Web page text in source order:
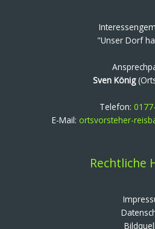
"Unser Dorf
Sven König
Telefon:
E-Mail: ortsvorsteher-
Rechtliche